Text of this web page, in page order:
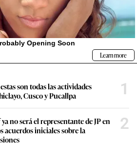
son todas las actividades
Cusco y Pucallpa
1
no será el representante de JP en
acuerdos iniciales sobre la
2